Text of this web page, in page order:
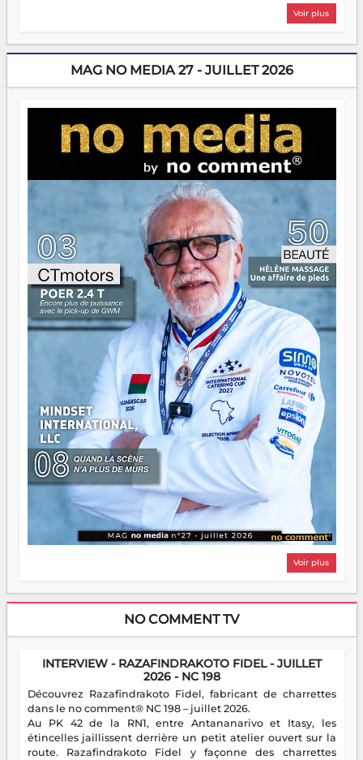
plus nombreux à se lancer, à créer, à risquer — souvent
sans filet, souvent sans aide, mais toujours avec cette
dorment vraiment la nuit. En culture, les nouvelles sont
encore meilleures. Aina Rasamoelina vient de décrocher le
Prix RFI Instrumental Afrique. Miangaly Elia rafle le Prix
jeunes qui tiennent la torche. Alors oui, on pourrait
s'arrêter là, applaudir et rentrer chez soi satisfait. Mais ce
serait passer à côté d'une chose essentielle. La fougue, ça
brûle fort — et parfois, ça brûle vite. Une flamme sans
direction peut éclairer autant qu'elle peut consumer. C'est
là que les aînés entrent en scène — pas pour reprendre le
gouvernail, mais pour montrer où sont les récifs. Les jeunes
ont la force, les vieux ont l'expérience, comme on dit. Ce
n'est pas un combat de générations — c'est une question
d'équipage. Partagez vos réussites, mais aussi vos échecs.
Surtout vos échecs, d'ailleurs — ils enseignent mieux que
n'importe quel manuel. À Madagascar, la barque avance.
Il faut juste s'assurer que tout le monde rame dans le
même sens.
Voir plus
MAG NO MEDIA 27 - JUILLET 2026
Voir plus
NO COMMENT TV
INTERVIEW - RAZAFINDRAKOTO FIDEL - JUILLET
2026 - NC 198
Découvrez Razafindrakoto Fidel, fabricant de charrettes
dans le no comment® NC 198 – juillet 2026.
Au PK 42 de la RN1, entre Antananarivo et Itasy, les
étincelles jaillissent derrière un petit atelier ouvert sur la
route. Razafindrakoto Fidel y façonne des charrettes